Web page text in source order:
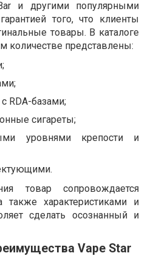
и другими популярными
того, что клиенты
товары. В каталоге
количестве представлены:
RDA-базами;
сигареты;
уровнями крепости и
товар сопровождается
характеристиками и
сделать осознанный и
Vape Star